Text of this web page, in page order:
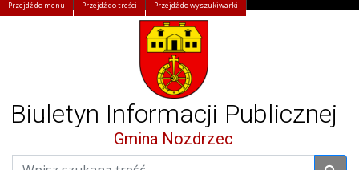
Przejdź do menu Przejdź do treści Przejdź do wyszukiwarki
Biuletyn Informacji Publicznej
Gmina Nozdrzec